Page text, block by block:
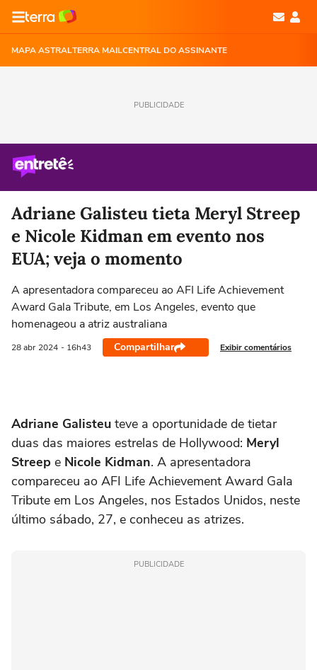
MAPA ASTRALTERRA MAILCENTRAL DO ASSINANTE
PUBLICIDADE
Adriane Galisteu tieta Meryl Streep
e Nicole Kidman em evento nos
EUA; veja o momento
A apresentadora compareceu ao AFI Life Achievement
Award Gala Tribute, em Los Angeles, evento que
homenageou a atriz australiana
28 abr 2024 - 16h43 Compartilhar Exibir comentários
Adriane Galisteu teve a oportunidade de tietar
duas das maiores estrelas de Hollywood: Meryl
Streep e Nicole Kidman. A apresentadora
compareceu ao AFI Life Achievement Award Gala
Tribute em Los Angeles, nos Estados Unidos, neste
último sábado, 27, e conheceu as atrizes.
PUBLICIDADE